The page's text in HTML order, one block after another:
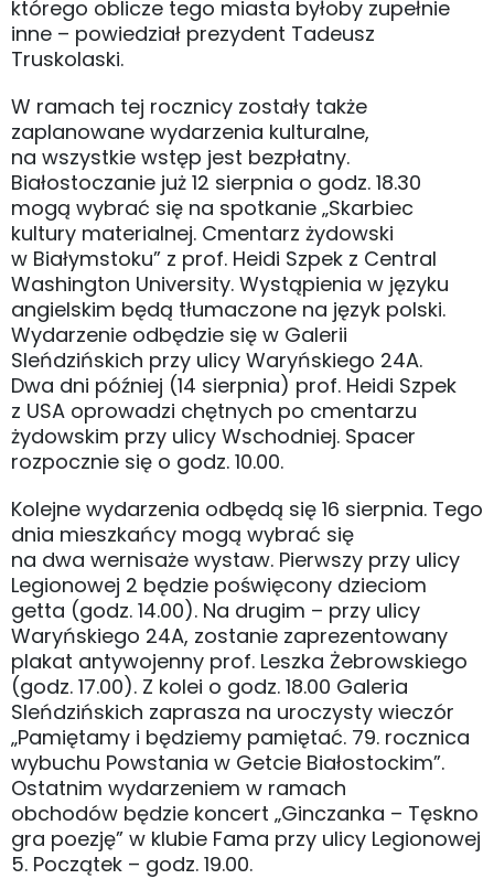
którego oblicze tego miasta byłoby zupełnie
inne – powiedział prezydent Tadeusz
Truskolaski.
W ramach tej rocznicy zostały także
zaplanowane wydarzenia kulturalne,
na wszystkie wstęp jest bezpłatny.
Białostoczanie już 12 sierpnia o godz. 18.30
mogą wybrać się na spotkanie „Skarbiec
kultury materialnej. Cmentarz żydowski
w Białymstoku” z prof. Heidi Szpek z Central
Washington University. Wystąpienia w języku
angielskim będą tłumaczone na język polski.
Wydarzenie odbędzie się w Galerii
Sleńdzińskich przy ulicy Waryńskiego 24A.
Dwa dni później (14 sierpnia) prof. Heidi Szpek
z USA oprowadzi chętnych po cmentarzu
żydowskim przy ulicy Wschodniej. Spacer
rozpocznie się o godz. 10.00.
Kolejne wydarzenia odbędą się 16 sierpnia. Tego
dnia mieszkańcy mogą wybrać się
na dwa wernisaże wystaw. Pierwszy przy ulicy
Legionowej 2 będzie poświęcony dzieciom
getta (godz. 14.00). Na drugim – przy ulicy
Waryńskiego 24A, zostanie zaprezentowany
plakat antywojenny prof. Leszka Żebrowskiego
(godz. 17.00). Z kolei o godz. 18.00 Galeria
Sleńdzińskich zaprasza na uroczysty wieczór
„Pamiętamy i będziemy pamiętać. 79. rocznica
wybuchu Powstania w Getcie Białostockim”.
Ostatnim wydarzeniem w ramach
obchodów będzie koncert „Ginczanka – Tęskno
gra poezję” w klubie Fama przy ulicy Legionowej
5. Początek – godz. 19.00.